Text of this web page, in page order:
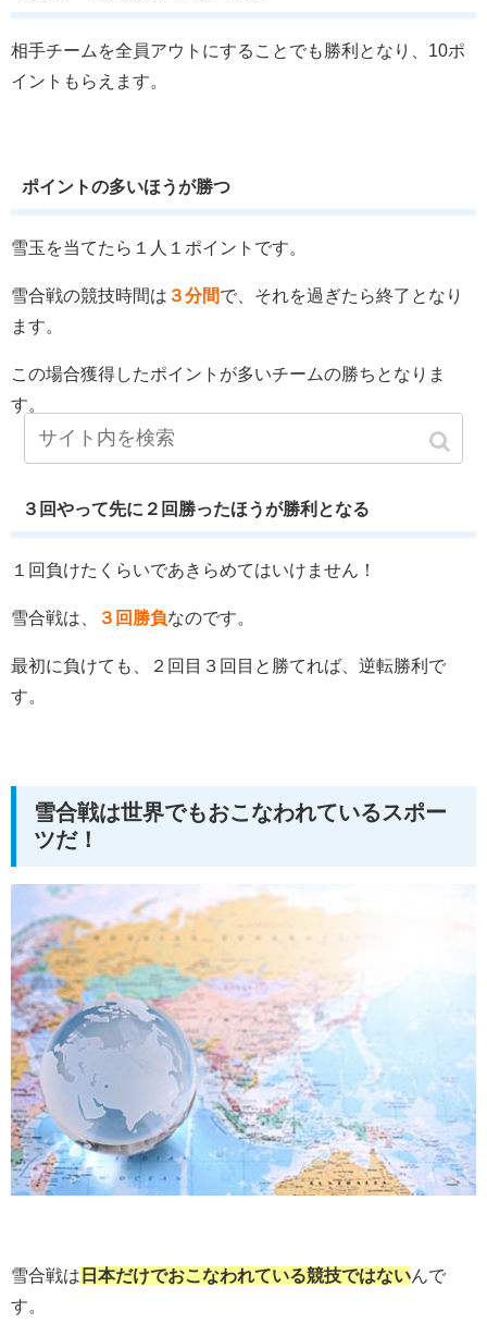
相手チームを全員アウトにすることでも勝利となり、10ポ
イントもらえます。
ポイントの多いほうが勝つ
雪玉を当てたら１人１ポイントです。
雪合戦の競技時間は ３分間で、それを過ぎたら終了となり
ます。
この場合獲得したポイントが多いチームの勝ちとなりま
す。
３回やって先に２回勝ったほうが勝利となる
１回負けたくらいであきらめてはいけません！
雪合戦は、 ３回勝負なのです。
最初に負けても、２回目３回目と勝てれば、逆転勝利で
す。
雪合戦は世界でもおこなわれているスポー
ツだ！
雪合戦は 日本だけでおこなわれている競技ではないんで
す。